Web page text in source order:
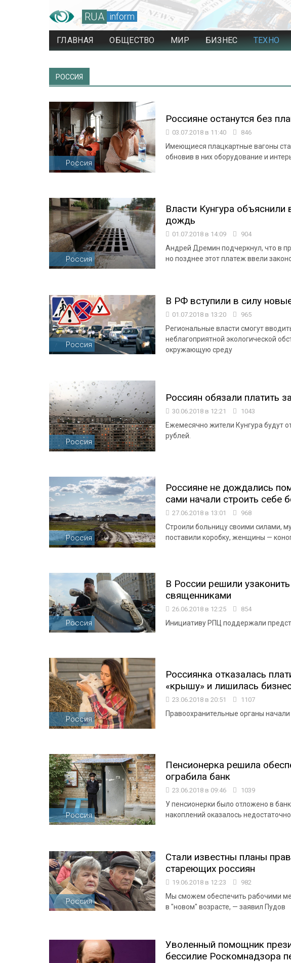
RUA inform
ГЛАВНАЯ ОБЩЕСТВО МИР БИЗНЕС ТЕХНО
РОССИЯ
Россия
Россияне останутся без
03.07.2018 в 11:40 846
Имеющиеся плацкартные вагоны
обновив в них оборудование и
Россия
Власти Кунгура объяснили
дождь
01.07.2018 в 14:09 904
Андрей Дремин подчеркнул, что в
но позднее этот платеж ввели
Россия
В РФ вступили в силу
01.07.2018 в 13:20 965
Региональные власти смогут
неблагоприятной экологической
окружающую среду
Россия
Россиян обязали платить
30.06.2018 в 12:21 1043
Ежемесячно жители Кунгура будут
рублей.
Россия
Россияне не дождались
сами начали строить себе
27.06.2018 в 13:01 968
Строили больницу своими силами,
поставили коробку, женщины —
Россия
В России решили
священниками
26.06.2018 в 12:25 854
Инициативу РПЦ поддержали
Россия
Россиянка отказалась
«крышу» и лишилась
23.06.2018 в 20:51 1107
Правоохранительные органы
Россия
Пенсионерка решила
ограбила банк
23.06.2018 в 09:46 1039
У пенсионерки было отложено в
накоплений оказалось недостаточно
Россия
Стали известны планы
стареющих россиян
19.06.2018 в 12:23 982
Мы сможем обеспечить рабочими
в "новом" возрасте, — заявил Пудов
Уволенный помощник
бессилие Роскомнадзора